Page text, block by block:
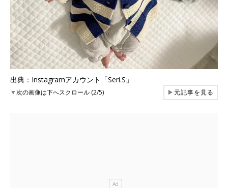
出典：Instagramアカウント「Seri.S」
▼次の画像は下へスクロール (2/5) ▶元記事を見る